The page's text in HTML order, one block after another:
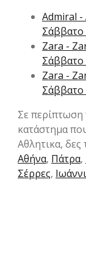
Admiral -
Σάββατο
Zara -
Σάββατο
Zara -
Σάββατο
Σε περίπτωση
κατάστημα
Aθλητικα,
Αθήνα, Πάτρα,
Σέρρες,